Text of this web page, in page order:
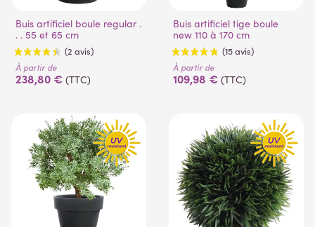
Buis artificiel boule regular .
. . 55 et 65 cm
(2 avis)
À partir de
238,80 € (TTC)
Buis artificiel tige boule
new 110 à 170 cm
(15 avis)
À partir de
109,98 € (TTC)